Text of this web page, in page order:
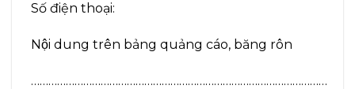
Số điện thoại:
Nội dung trên bảng quảng cáo, băng rôn
…………………………………………………………………………………………